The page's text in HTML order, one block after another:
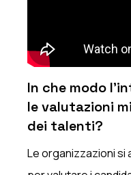
In che modo
le valutazioni
dei talenti?
Le organizzazioni si